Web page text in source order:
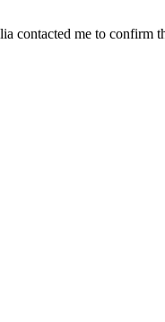
contacted me to confirm